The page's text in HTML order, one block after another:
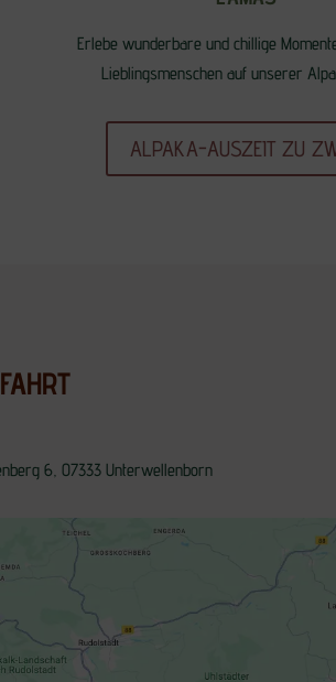
Erlebe wunderbare und chillige
Lieblingsmenschen auf unserer
ALPAKA-AUSZEIT ZU
6, 07333 Unterwellenborn